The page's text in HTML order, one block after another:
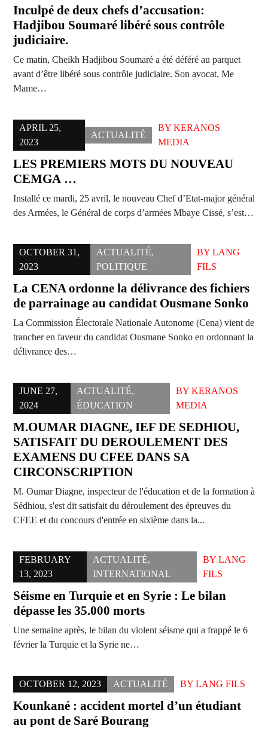
Inculpé de deux chefs d’accusation:
Hadjibou Soumaré libéré sous contrôle
judiciaire.
Ce matin, Cheikh Hadjibou Soumaré a été déféré au parquet
avant d’être libéré sous contrôle judiciaire. Son avocat, Me
Mame…
APRIL 25,
2023
ACTUALITÉ
BYKERANOS
MEDIA
LES PREMIERS MOTS DU NOUVEAU
CEMGA …
Installé ce mardi, 25 avril, le nouveau Chef d’Etat-major général
des Armées, le Général de corps d’armées Mbaye Cissé, s’est…
OCTOBER 31,
2023
ACTUALITÉ,
POLITIQUE
BY LANG
FILS
La CENA ordonne la délivrance des fichiers
de parrainage au candidat Ousmane Sonko
La Commission Électorale Nationale Autonome (Cena) vient de
trancher en faveur du candidat Ousmane Sonko en ordonnant la
délivrance des…
JUNE 27,
2024
ACTUALITÉ,
ÉDUCATION
BYKERANOS
MEDIA
M.OUMAR DIAGNE, IEF DE SEDHIOU,
SATISFAIT DU DEROULEMENT DES
EXAMENS DU CFEE DANS SA
CIRCONSCRIPTION
M. Oumar Diagne, inspecteur de l'éducation et de la formation à
Sédhiou, s'est dit satisfait du déroulement des épreuves du
CFEE et du concours d'entrée en sixième dans la...
FEBRUARY
13, 2023
ACTUALITÉ,
INTERNATIONAL
BY LANG
FILS
Séisme en Turquie et en Syrie : Le bilan
dépasse les 35.000 morts
Une semaine après, le bilan du violent séisme qui a frappé le 6
février la Turquie et la Syrie ne…
OCTOBER 12, 2023 ACTUALITÉ BY LANG FILS
Kounkané : accident mortel d’un étudiant
au pont de Saré Bourang